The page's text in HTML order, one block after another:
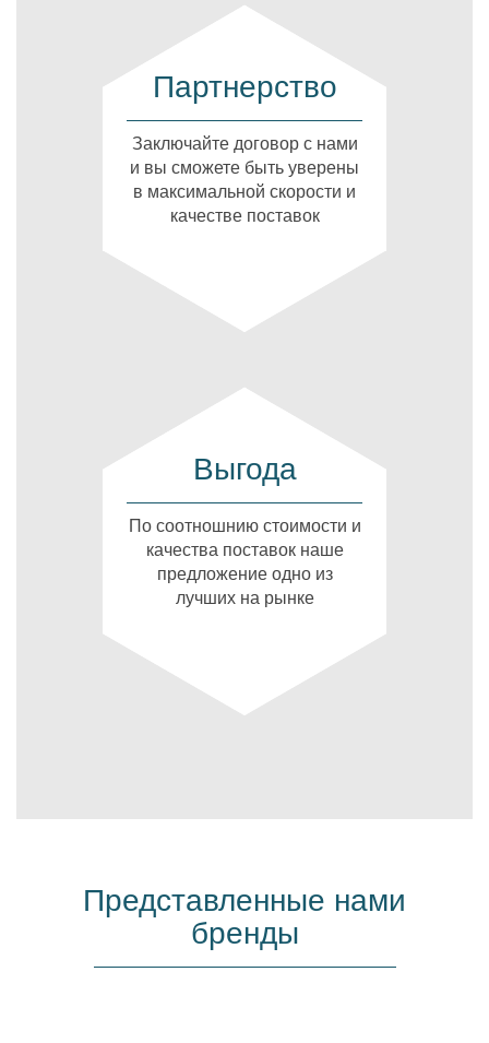
Партнерство
Заключайте договор с нами
и вы сможете быть уверены
в максимальной скорости и
качестве поставок
Выгода
По соотношнию стоимости и
качества поставок наше
предложение одно из
лучших на рынке
Представленные нами
бренды